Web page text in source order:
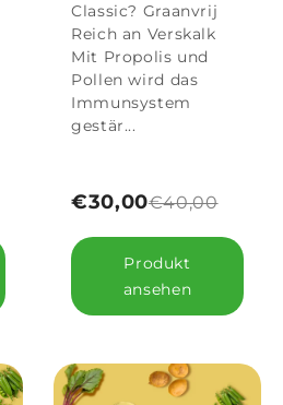
Classic? Graanvrij
Reich an Verskalk
Mit Propolis und
Pollen wird das
Immunsystem
gestär...
€30,00€40,00
Produkt
ansehen